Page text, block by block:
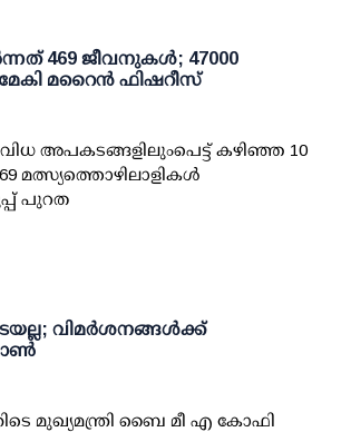
469 ജീവനുകള്‍; 47000
മറൈന്‍ ഫിഷറീസ്
അപകടങ്ങളിലുംപെട്ട് കഴിഞ്ഞ 10
മത്സ്യത്തൊഴിലാളികള്‍
പുറത
വിമര്‍ശനങ്ങള്‍ക്ക്
മുഖ്യമന്ത്രി ബൈ മീ എ കോഫി